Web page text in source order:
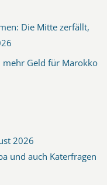
Die Mitte zerfällt,
mehr Geld für Marokko
2026
und auch Katerfragen